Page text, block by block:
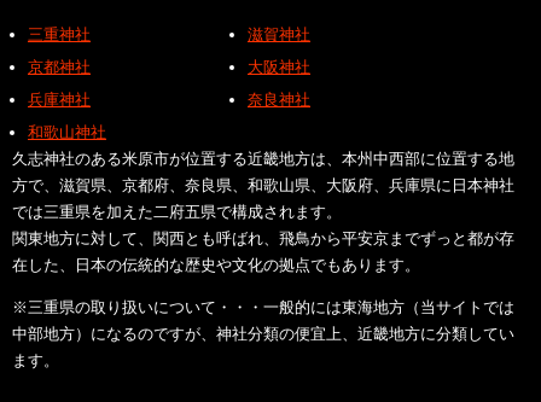
三重神社
滋賀神社
京都神社
大阪神社
兵庫神社
奈良神社
和歌山神社
久志神社のある米原市が位置する近畿地方は、本州中西部に位置する地
方で、滋賀県、京都府、奈良県、和歌山県、大阪府、兵庫県に日本神社
では三重県を加えた二府五県で構成されます。
関東地方に対して、関西とも呼ばれ、飛鳥から平安京までずっと都が存
在した、日本の伝統的な歴史や文化の拠点でもあります。
※三重県の取り扱いについて・・・一般的には東海地方（当サイトでは
中部地方）になるのですが、神社分類の便宜上、近畿地方に分類してい
ます。